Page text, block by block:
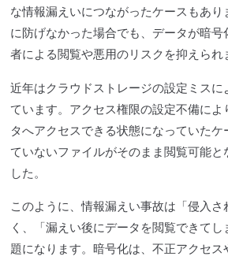
な情報漏えいにつながったケースもあ
に防げなかった場合でも、データが暗
者による閲覧や悪用のリスクを抑えられ
近年はクラウドストレージの設定ミスに
ています。アクセス権限の設定不備に
タへアクセスできる状態になっていた
ていないファイルがそのまま閲覧可能と
した。
このように、情報漏えい事故は「侵入
く、「漏えい後にデータを閲覧できて
題になります。暗号化は、不正アクセス